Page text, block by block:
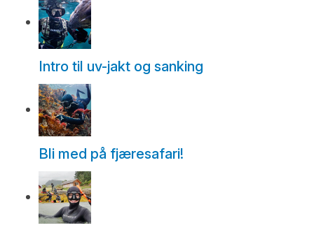
Intro til uv-jakt og sanking
Bli med på fjæresafari!